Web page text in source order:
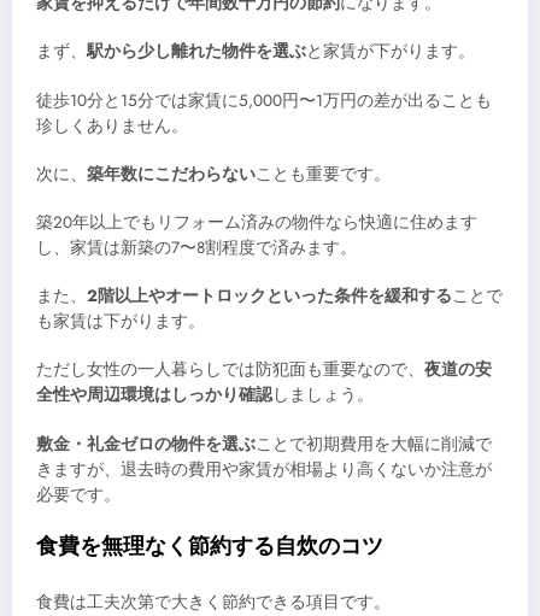
まず、駅から少し離れた物件を選ぶと家賃が下がります。
徒歩10分と15分では家賃に5,000円〜1万円の差が出ることも
珍しくありません。
次に、 築年数にこだわらないことも重要です。
築20年以上でもリフォーム済みの物件なら快適に住めます
し、家賃は新築の7〜8割程度で済みます。
また、 2階以上やオートロックといった条件を緩和することで
も家賃は下がります。
ただし女性の一人暮らしでは防犯面も重要なので、 夜道の安
全性や周辺環境はしっかり確認しましょう。
敷金・礼金ゼロの物件を選ぶことで初期費用を大幅に削減で
きますが、退去時の費用や家賃が相場より高くないか注意が
必要です。
食費を無理なく節約する自炊のコツ
食費は工夫次第で大きく節約できる項目です。